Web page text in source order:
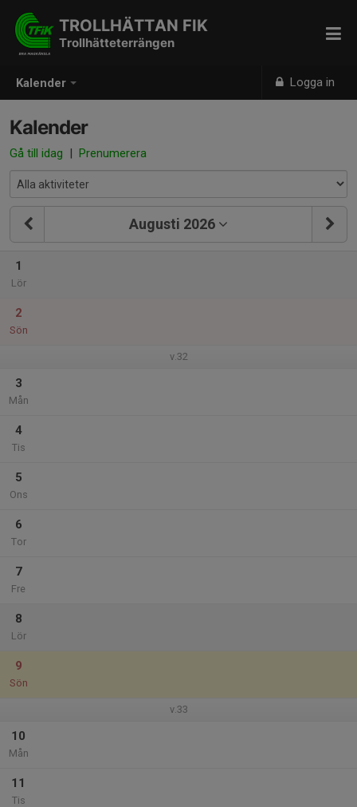
Kalender Logga in
TROLLHÄTTAN FIK
Trollhätteterrängen
Kalender
Gå till idag | Prenumerera
Augusti 2026
1
Lör
2
Sön
v.32
3
Mån
4
Tis
5
Ons
6
Tor
7
Fre
8
Lör
9
Sön
v.33
10
Mån
11
Tis